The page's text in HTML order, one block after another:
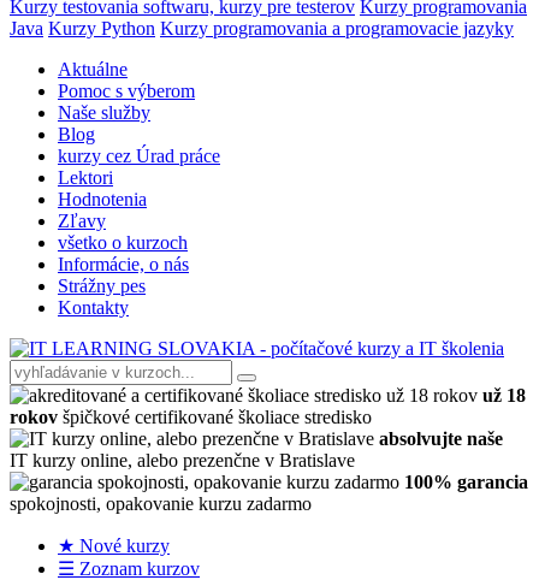
Kurzy testovania softwaru, kurzy pre testerov Kurzy programovania
Java Kurzy Python Kurzy programovania a programovacie jazyky
Aktuálne
Pomoc s výberom
Naše služby
Blog
kurzy cez Úrad práce
Lektori
Hodnotenia
Zľavy
všetko o kurzoch
Informácie, o nás
Strážny pes
Kontakty
už 18
rokov špičkové certifikované školiace stredisko
absolvujte naše
IT kurzy online, alebo prezenčne v Bratislave
100% garancia
spokojnosti, opakovanie kurzu zadarmo
★ Nové kurzy
☰ Zoznam kurzov